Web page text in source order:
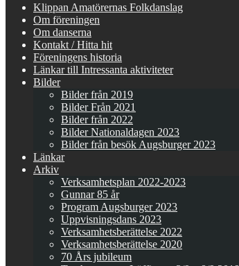
Klippan Amatörernas Folkdanslag
Om föreningen
Om danserna
Kontakt / Hitta hit
Föreningens historia
Länkar till Intressanta aktiviteter
Bilder
Bilder från 2019
Bilder Från 2021
Bilder från 2022
Bilder Nationaldagen 2023
Bilder från besök Augsburger 2023
Länkar
Arkiv
Verksamhetsplan 2022-2023
Gunnar 85 år
Program Augsburger 2023
Uppvisningsdans 2023
Verksamhetsberättelse 2022
Verksamhetsberättelse 2020
70 Års jubileum